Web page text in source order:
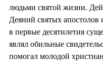
людьми святой жизни.
Деяний святых апостолов
в первые десятилетия
являл обильные
помогал молодой